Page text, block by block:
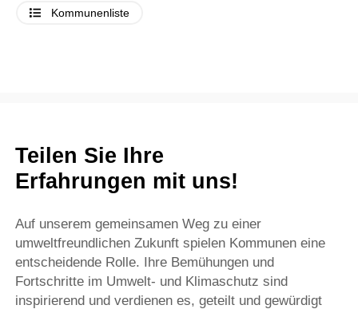
Kommunenliste
Teilen Sie Ihre
Erfahrungen mit uns!
Auf unserem gemeinsamen Weg zu einer
umweltfreundlichen Zukunft spielen Kommunen eine
entscheidende Rolle. Ihre Bemühungen und
Fortschritte im Umwelt- und Klimaschutz sind
inspirierend und verdienen es, geteilt und gewürdigt